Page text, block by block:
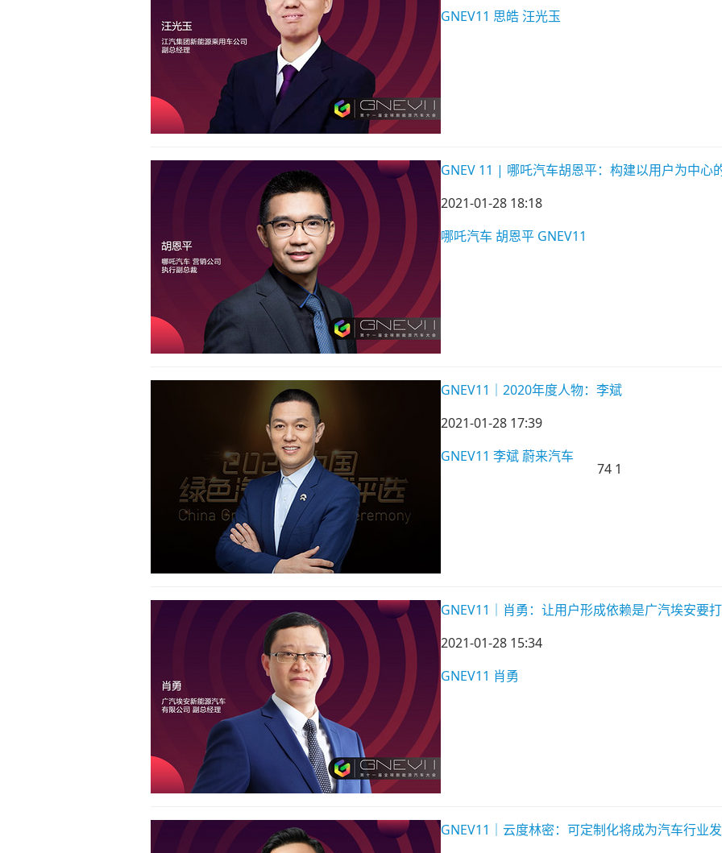
GNEV11 思皓 汪光玉
GNEV 11 | 哪吒汽车胡恩平：构建以用户为中心
2021-01-28 18:18
哪吒汽车 胡恩平 GNEV11
GNEV11｜2020年度人物：李斌
2021-01-28 17:39
GNEV11 李斌 蔚来汽车
74 1
GNEV11｜肖勇：让用户形成依赖是广汽埃安要
2021-01-28 15:34
GNEV11 肖勇
GNEV11｜云度林密：可定制化将成为汽车行业